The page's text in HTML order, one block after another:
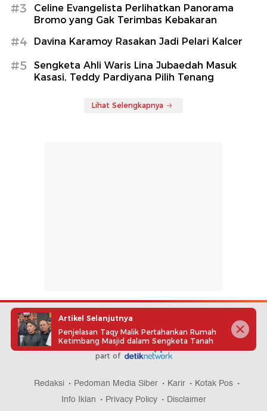
#3
Celine Evangelista Perlihatkan Panorama
Bromo yang Gak Terimbas Kebakaran
#4 Davina Karamoy Rasakan Jadi Pelari Kalcer
#5
Sengketa Ahli Waris Lina Jubaedah Masuk
Kasasi, Teddy Pardiyana Pilih Tenang
Lihat Selengkapnya
part of
Redaksi Pedoman Media Siber Karir
Kotak Pos
Info Iklan
Privacy Policy Disclaimer
Artikel Selanjutnya
Penjelasan Taqy Malik Pertahankan Rumah
Ketimbang Masjid dalam Sengketa Tanah